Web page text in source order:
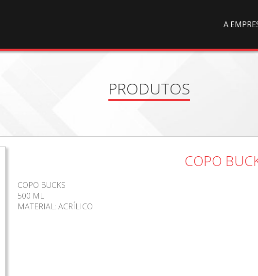
A
PRODUTOS
COPO
COPO BUCKS
500 ML
MATERIAL: ACRÍLICO